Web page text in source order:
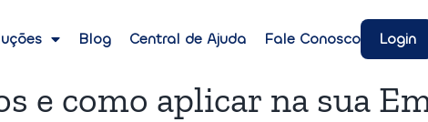
Blog Central de Ajuda Fale Conosco Login
e como aplicar na sua